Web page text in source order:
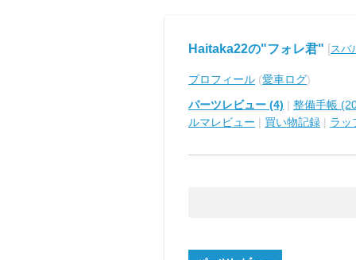
Haitaka22の"フォレ君" [スバ
プロフィール (愛車ログ)
パーツレビュー (4) | 整備手帳
ルマレビュー | 買い物記録 | ラッ